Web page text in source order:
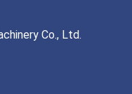
Co., Ltd.